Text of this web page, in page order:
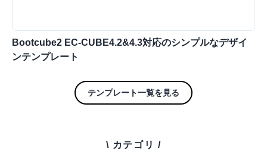
Bootcube2 EC-CUBE4.2&4.3対応のシンプルなデザイ
ンテンプレート
テンプレート一覧を見る
\ カテゴリ /